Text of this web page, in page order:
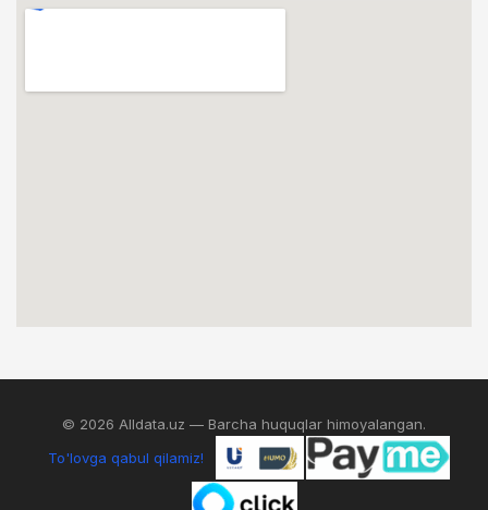
© 2026 Alldata.uz — Barcha huquqlar himoyalangan.
To'lovga qabul qilamiz!